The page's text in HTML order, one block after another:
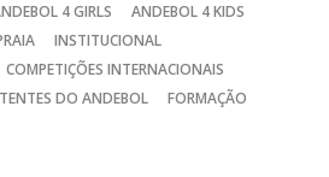
4 GIRLS
ANDEBOL 4 KIDS
INSTITUCIONAL
COMPETIÇÕES INTERNACIONAIS
DO ANDEBOL
FORMAÇÃO